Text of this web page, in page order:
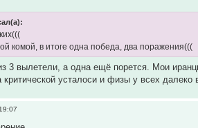
комой, в итоге одна победа, два поражения(((
3 вылетели, а одна ещё порется. Мои
критической усталоси и физы у всех